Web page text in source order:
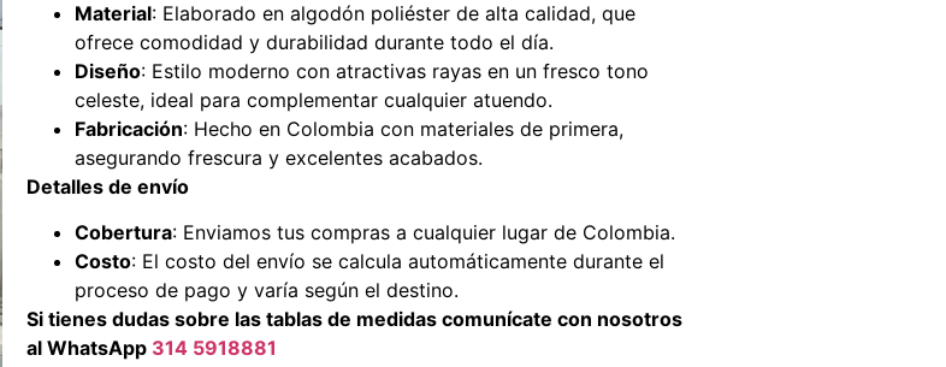
Material: Elaborado en algodón poliéster de alta calidad, que
ofrece comodidad y durabilidad durante todo el día.
Diseño: Estilo moderno con atractivas rayas en un fresco tono
celeste, ideal para complementar cualquier atuendo.
Fabricación: Hecho en Colombia con materiales de primera,
asegurando frescura y excelentes acabados.
Detalles de envío
Cobertura: Enviamos tus compras a cualquier lugar de Colombia.
Costo: El costo del envío se calcula automáticamente durante el
proceso de pago y varía según el destino.
Si tienes dudas sobre las tablas de medidas comunícate con nosotros
al WhatsApp 314 5918881